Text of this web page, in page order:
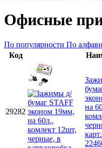
Офисные
По популярности По
Код
29282
на